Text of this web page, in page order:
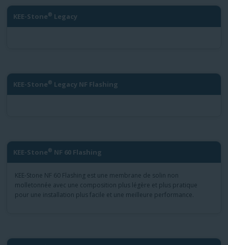
KEE-Stone® Legacy
KEE-Stone® Legacy NF Flashing
KEE-Stone® NF 60 Flashing
KEE-Stone NF 60 Flashing est une membrane de solin non
molletonnée avec une composition plus légère et plus pratique
pour une installation plus facile et une meilleure performance.